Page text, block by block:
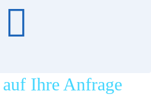
Ihre Anfrage